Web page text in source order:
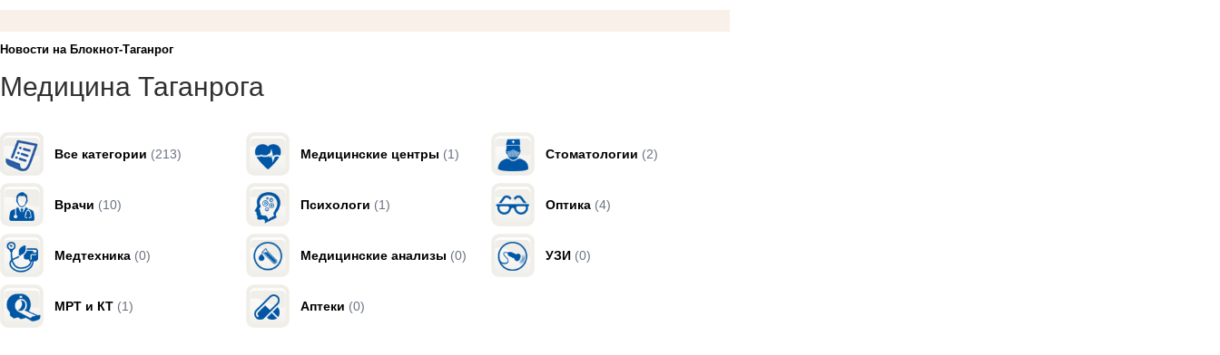
Новости на Блoкнoт-Таганрог
Медицина Таганрога
Все категории (213) Медицинские центры (1) Стоматологии (2)
Врачи (10) Психологи (1) Оптика (4)
Медтехника (0) Медицинские анализы (0) УЗИ (0)
МРТ и КТ (1) Аптеки (0)